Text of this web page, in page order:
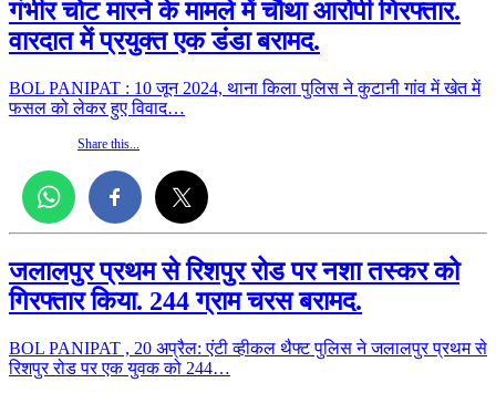
गंभीर चोट मारने के मामले में चौथा आरोपी गिरफ्तार.
वारदात में प्रयुक्त एक डंडा बरामद.
BOL PANIPAT : 10 जून 2024, थाना किला पुलिस ने कुटानी गांव में खेत में
फसल को लेकर हुए विवाद…
Share this...
जलालपुर प्रथम से रिशपुर रोड पर नशा तस्कर को
गिरफ्तार किया. 244 ग्राम चरस बरामद.
BOL PANIPAT , 20 अप्रैल: एंटी व्हीकल थैफ्ट पुलिस ने जलालपुर प्रथम से
रिशपुर रोड पर एक युवक को 244…